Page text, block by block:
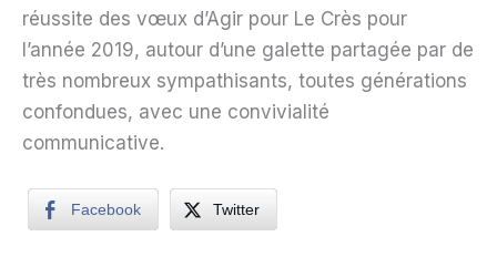
réussite des vœux d’Agir pour Le Crès pour
l’année 2019, autour d’une galette partagée par de
très nombreux sympathisants, toutes générations
confondues, avec une convivialité
communicative.
Facebook Twitter